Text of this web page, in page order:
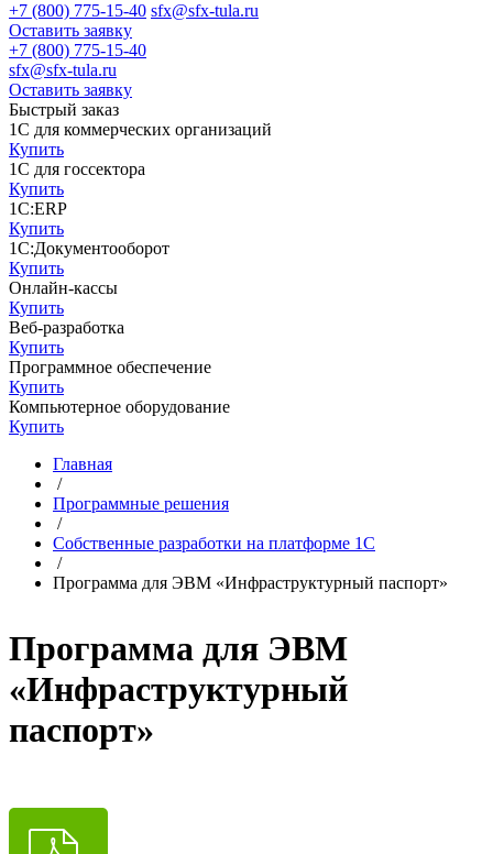
+7 (800) 775-15-40 sfx@sfx-tula.ru
Оставить заявку
+7 (800) 775-15-40
sfx@sfx-tula.ru
Оставить заявку
Быстрый заказ
1С для коммерческих организаций
Купить
1С для госсектора
Купить
1С:ERP
Купить
1С:Документооборот
Купить
Онлайн-кассы
Купить
Веб-разработка
Купить
Программное обеспечение
Купить
Компьютерное оборудование
Купить
Главная
/
Программные решения
/
Собственные разработки на платформе 1С
/
Программа для ЭВМ «Инфраструктурный паспорт»
Программа для ЭВМ
«Инфраструктурный
паспорт»